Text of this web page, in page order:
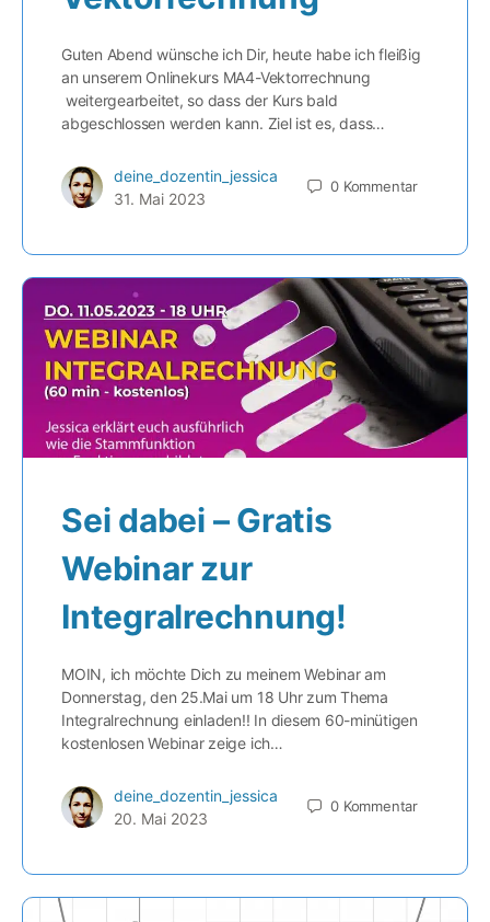
Guten Abend wünsche ich Dir, heute habe ich fleißig
an unserem Onlinekurs MA4-Vektorrechnung
weitergearbeitet, so dass der Kurs bald
abgeschlossen werden kann. Ziel ist es, dass…
deine_dozentin_jessica
31. Mai 2023
0 Kommentar
Sei dabei – Gratis
Webinar zur
Integralrechnung!
MOIN, ich möchte Dich zu meinem Webinar am
Donnerstag, den 25.Mai um 18 Uhr zum Thema
Integralrechnung einladen!! In diesem 60-minütigen
kostenlosen Webinar zeige ich…
deine_dozentin_jessica
20. Mai 2023
0 Kommentar